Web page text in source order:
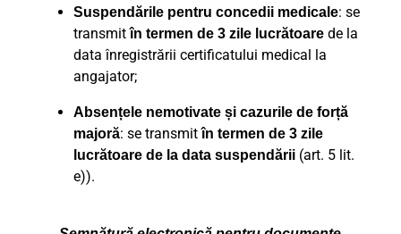
Suspendările pentru concedii medicale: se
transmitîn termen de 3 zile lucrătoare de la
data înregistrării certificatului medical la
angajator;
Absențele nemotivate și cazurile de forță
majoră: se transmitîn termen de 3 zile
lucrătoare de la data suspendării (art. 5 lit.
e)).